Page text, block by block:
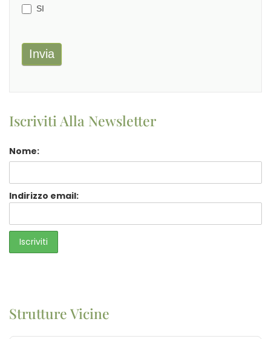
SI
Invia
Iscriviti Alla Newsletter
Nome:
Indirizzo email:
Strutture Vicine